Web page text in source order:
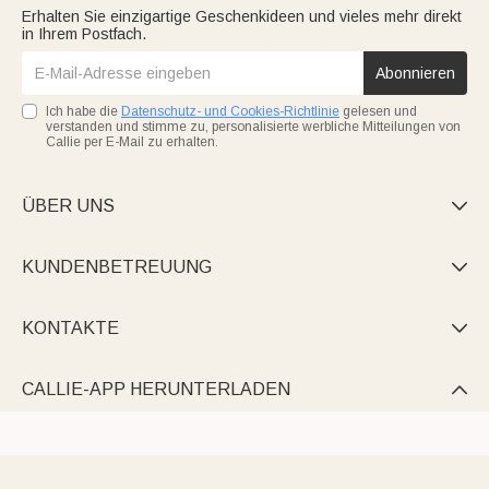
Erhalten Sie einzigartige Geschenkideen und vieles mehr direkt
in Ihrem Postfach.
Abonnieren
Ich habe die Datenschutz- und Cookies-Richtlinie gelesen und
verstanden und stimme zu, personalisierte werbliche Mitteilungen von
Callie per E-Mail zu erhalten.
ÜBER UNS 
KUNDENBETREUUNG 
KONTAKTE 
CALLIE-APP HERUNTERLADEN 